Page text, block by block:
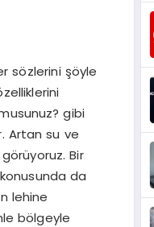
sözlerini şöyle
gibi
Artan su ve
Bir
da
lehine
bölgeyle